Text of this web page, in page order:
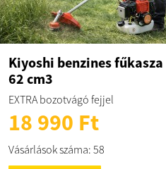
Kiyoshi benzines fűkasza
62 cm3
EXTRA bozotvágó fejjel
18 990 Ft
Vásárlások száma: 58